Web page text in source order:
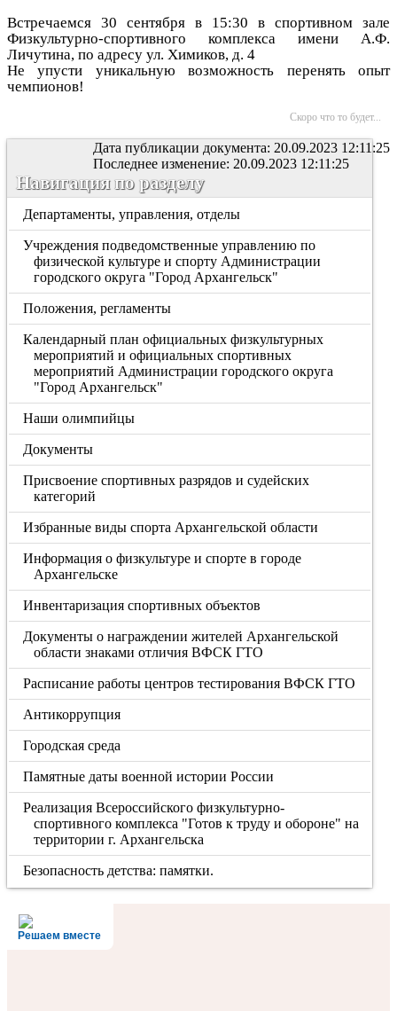
Встречаемся 30 сентября в 15:30 в спортивном зале
Физкультурно-спортивного комплекса имени А.Ф.
Личутина, по адресу ул. Химиков, д. 4
Не упусти уникальную возможность перенять опыт
чемпионов!
Скоро что то будет...
Дата публикации документа: 20.09.2023 12:11:25
Последнее изменение: 20.09.2023 12:11:25
Навигация по разделу
Департаменты, управления, отделы
Учреждения подведомственные управлению по
физической культуре и спорту Администрации
городского округа "Город Архангельск"
Положения, регламенты
Календарный план официальных физкультурных
мероприятий и официальных спортивных
мероприятий Администрации городского округа
"Город Архангельск"
Наши олимпийцы
Документы
Присвоение спортивных разрядов и судейских
категорий
Избранные виды спорта Архангельской области
Информация о физкультуре и спорте в городе
Архангельске
Инвентаризация спортивных объектов
Документы о награждении жителей Архангельской
области знаками отличия ВФСК ГТО
Расписание работы центров тестирования ВФСК ГТО
Антикоррупция
Городская среда
Памятные даты военной истории России
Реализация Всероссийского физкультурно-
спортивного комплекса "Готов к труду и обороне" на
территории г. Архангельска
Безопасность детства: памятки.
Решаем вместе